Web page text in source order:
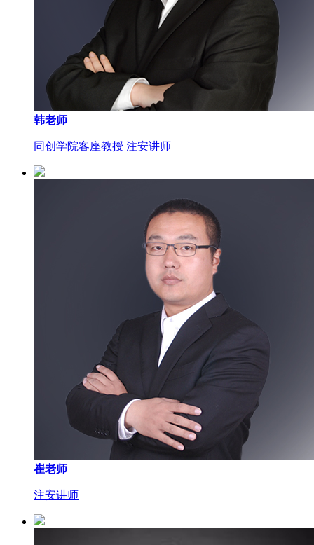
韩老师
同创学院客座教授 注安讲师
崔老师
注安讲师